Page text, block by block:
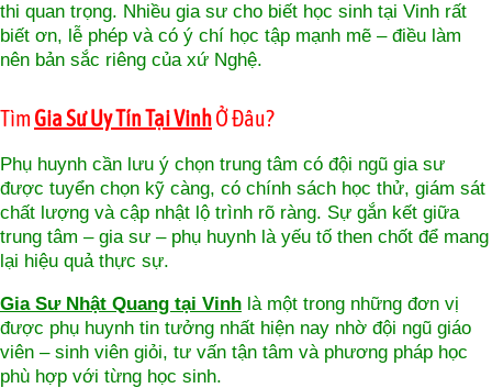
thi quan trọng. Nhiều gia sư cho biết học sinh tại Vinh rất
biết ơn, lễ phép và có ý chí học tập mạnh mẽ – điều làm
nên bản sắc riêng của xứ Nghệ.
Tìm Gia Sư Uy Tín Tại VinhỞ Đâu?
Phụ huynh cần lưu ý chọn trung tâm có đội ngũ gia sư
được tuyển chọn kỹ càng, có chính sách học thử, giám sát
chất lượng và cập nhật lộ trình rõ ràng. Sự gắn kết giữa
trung tâm – gia sư – phụ huynh là yếu tố then chốt để mang
lại hiệu quả thực sự.
Gia Sư Nhật Quang tại Vinh là một trong những đơn vị
được phụ huynh tin tưởng nhất hiện nay nhờ đội ngũ giáo
viên – sinh viên giỏi, tư vấn tận tâm và phương pháp học
phù hợp với từng học sinh.